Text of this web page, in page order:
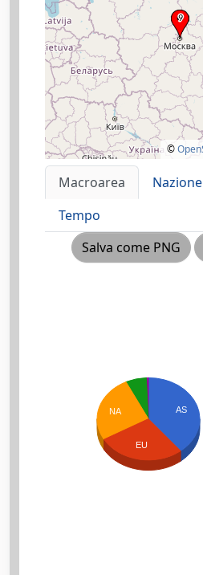
©
Macroarea Nazione
Tempo
Salva come PNG
AS
NA
EU